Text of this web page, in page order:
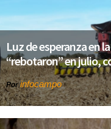
Luz de esperanza en
“rebotaron” en julio,
Porinfocampo